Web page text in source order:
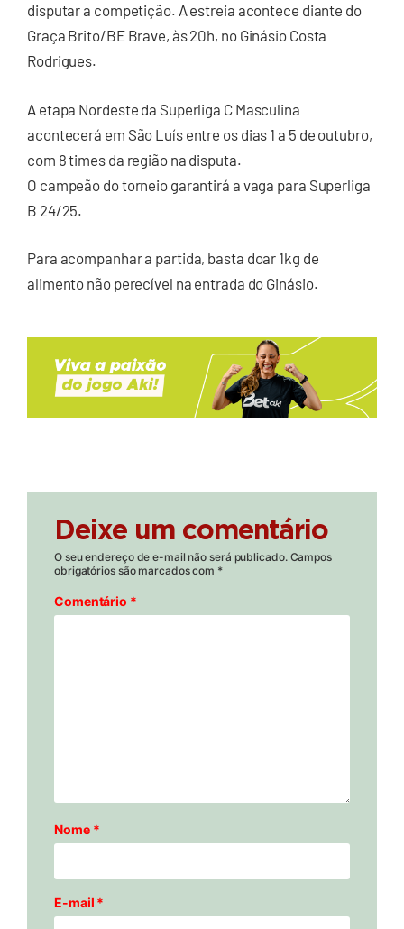
disputar a competição. A estreia acontece diante do
Graça Brito/BE Brave, às 20h, no Ginásio Costa
Rodrigues.
A etapa Nordeste da Superliga C Masculina
acontecerá em São Luís entre os dias 1 a 5 de outubro,
com 8 times da região na disputa.
O campeão do torneio garantirá a vaga para Superliga
B 24/25.
Para acompanhar a partida, basta doar 1kg de
alimento não perecível na entrada do Ginásio.
Deixe um comentário
O seu endereço de e-mail não será publicado. Campos
obrigatórios são marcados com *
Comentário *
Nome *
E-mail *